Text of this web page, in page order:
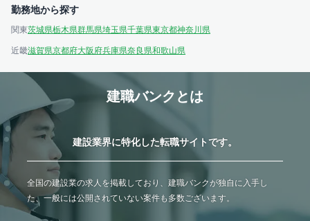
勤務地から探す
関東茨城県栃木県群馬県埼玉県千葉県東京都神奈川県
近畿滋賀県京都府大阪府兵庫県奈良県和歌山県
建職バンクとは
建設業界に特化した転職サイトです。
全国の建設業の求人を掲載しており、建職バンクが独自に入手し
た、一般には公開されていない案件も多数ございます。